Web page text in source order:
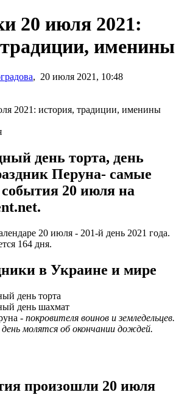
20 июля 2021:
именины
, 20 июля 2021, 10:48
день торта, день
Перуна- самые
20 июля на
20 июля - 201-й день 2021 года.
164 дня.
в Украине и мире
день торта
день шахмат
- покровителя воинов и земледельцев.
молятся об окончании дождей.
произошли 20 июля